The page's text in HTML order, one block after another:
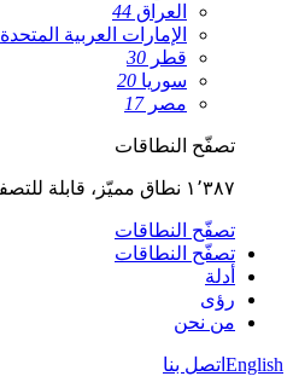
العراق 44
الإمارات العربية المتحدة
قطر 30
سوريا 20
مصر17
تصفّح النطاقات
١٬٣٨٧ نطاق مميّز، قابلة للتصفية حسب القطاع والدولة والامتداد.
تصفّح النطاقات
تصفّح النطاقات
أدلة
رؤى
من نحن
English اتصل بنا